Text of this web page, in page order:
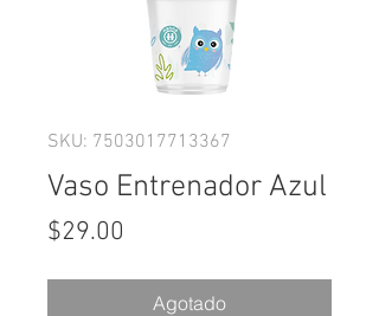
SKU: 7503017713367
Vaso Entrenador Azul
$29.00
Agotado